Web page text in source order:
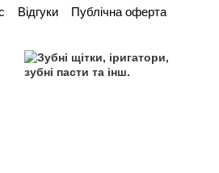
Відгуки Публічна оферта